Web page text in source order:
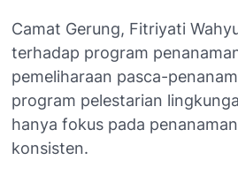
Camat Gerung, Fitriyati
terhadap program
pemeliharaan pasca-
program pelestarian
hanya fokus pada
konsisten.